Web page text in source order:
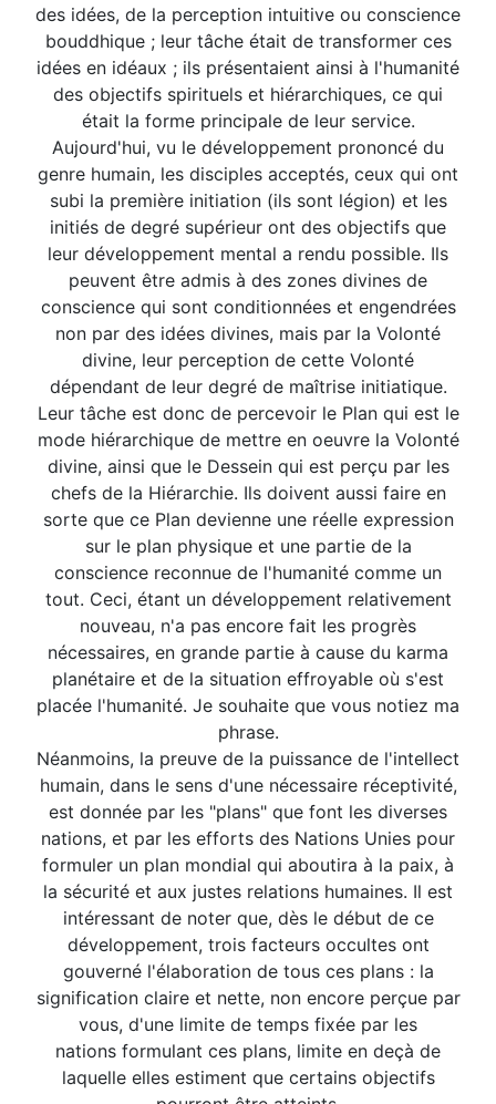
des idées, de la perception intuitive ou conscience
bouddhique ; leur tâche était de transformer ces
idées en idéaux ; ils présentaient ainsi à l'humanité
des objectifs spirituels et hiérarchiques, ce qui
était la forme principale de leur service.
Aujourd'hui, vu le développement prononcé du
genre humain, les disciples acceptés, ceux qui ont
subi la première initiation (ils sont légion) et les
initiés de degré supérieur ont des objectifs que
leur développement mental a rendu possible. Ils
peuvent être admis à des zones divines de
conscience qui sont conditionnées et engendrées
non par des idées divines, mais par la Volonté
divine, leur perception de cette Volonté
dépendant de leur degré de maîtrise initiatique.
Leur tâche est donc de percevoir le Plan qui est le
mode hiérarchique de mettre en oeuvre la Volonté
divine, ainsi que le Dessein qui est perçu par les
chefs de la Hiérarchie. Ils doivent aussi faire en
sorte que ce Plan devienne une réelle expression
sur le plan physique et une partie de la
conscience reconnue de l'humanité comme un
tout. Ceci, étant un développement relativement
nouveau, n'a pas encore fait les progrès
nécessaires, en grande partie à cause du karma
planétaire et de la situation effroyable où s'est
placée l'humanité. Je souhaite que vous notiez ma
phrase.
Néanmoins, la preuve de la puissance de l'intellect
humain, dans le sens d'une nécessaire réceptivité,
est donnée par les "plans" que font les diverses
nations, et par les efforts des Nations Unies pour
formuler un plan mondial qui aboutira à la paix, à
la sécurité et aux justes relations humaines. Il est
intéressant de noter que, dès le début de ce
développement, trois facteurs occultes ont
gouverné l'élaboration de tous ces plans : la
signification claire et nette, non encore perçue par
vous, d'une limite de temps fixée par les
nations formulant ces plans, limite en deçà de
laquelle elles estiment que certains objectifs